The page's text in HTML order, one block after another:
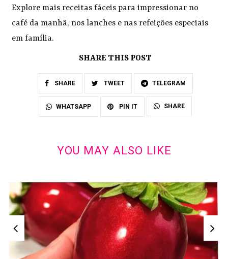
Explore mais receitas fáceis para impressionar no
café da manhã, nos lanches e nas refeições especiais
em família.
SHARE THIS POST
SHARE TWEET TELEGRAM
WHATSAPP PIN IT SHARE
YOU MAY ALSO LIKE